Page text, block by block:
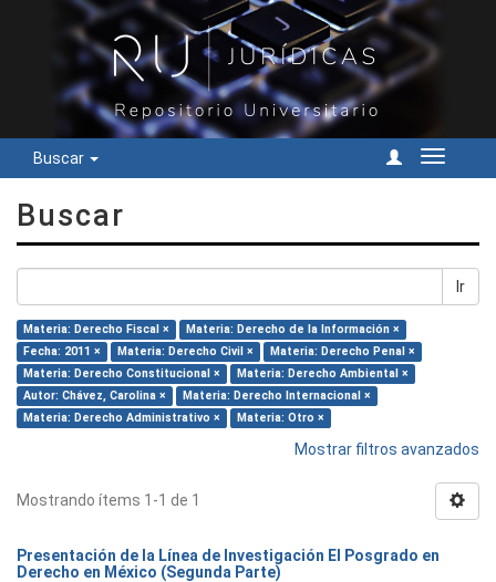
Buscar
Cambiar
Buscar
Ir
Materia: Derecho Fiscal ×
Materia: Derecho de la Información ×
Fecha: 2011 ×
Materia: Derecho Civil ×
Materia: Derecho Penal ×
Materia: Derecho Constitucional ×
Materia: Derecho Ambiental ×
Autor: Chávez, Carolina ×
Materia: Derecho Internacional ×
Materia: Derecho Administrativo ×
Materia: Otro ×
Mostrar filtros avanzados
Mostrando ítems 1-1 de 1
Presentación de la Línea de Investigación El Posgrado en
Derecho en México (Segunda Parte)